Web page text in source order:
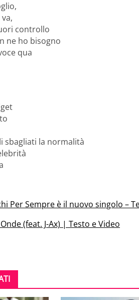
controllo
ne ho bisogno
qua
sbagliati la normalità
Per Sempre è il nuovo singolo –
(feat. J-Ax) | Testo e Video